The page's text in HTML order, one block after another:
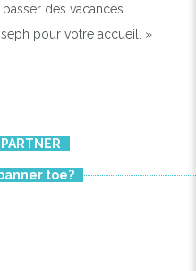
des vacances
pour votre accueil. »
toe?